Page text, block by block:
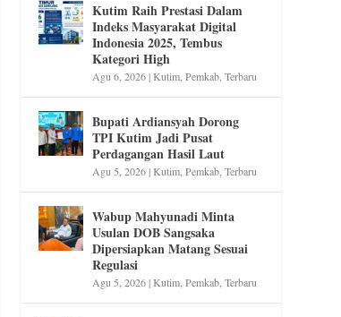
Kutim Raih Prestasi Dalam
Indeks Masyarakat Digital
Indonesia 2025, Tembus
Kategori High
Agu 6, 2026|Kutim,Pemkab,Terbaru
Bupati Ardiansyah Dorong
TPI Kutim Jadi Pusat
Perdagangan Hasil Laut
Agu 5, 2026|Kutim,Pemkab,Terbaru
Wabup Mahyunadi Minta
Usulan DOB Sangsaka
Dipersiapkan Matang Sesuai
Regulasi
Agu 5, 2026|Kutim,Pemkab,Terbaru